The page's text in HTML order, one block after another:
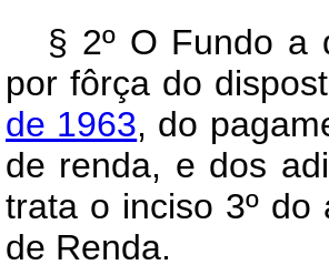
§ 2º O Fundo a
por fôrça do
de 1963, do
de renda, e dos
trata o inciso 3º do
de Renda.